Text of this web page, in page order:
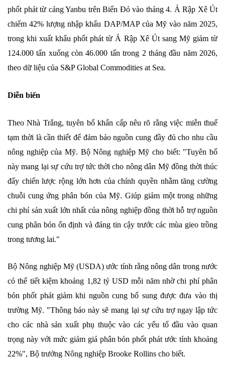
phốt phát từ cảng Yanbu trên Biển Đỏ vào tháng 4. Ả Rập Xê Út
chiếm 42% lượng nhập khẩu DAP/MAP của Mỹ vào năm 2025,
trong khi xuất khẩu phốt phát từ Ả Rập Xê Út sang Mỹ giảm từ
124.000 tấn xuống còn 46.000 tấn trong 2 tháng đầu năm 2026,
theo dữ liệu của S&P Global Commodities at Sea.
Diễn biến
Theo Nhà Trắng, tuyên bố khẩn cấp nêu rõ rằng việc miễn thuế
tạm thời là cần thiết để đảm bảo nguồn cung đầy đủ cho nhu cầu
nông nghiệp của Mỹ. Bộ Nông nghiệp Mỹ cho biết: "Tuyên bố
này mang lại sự cứu trợ tức thời cho nông dân Mỹ đồng thời thúc
đẩy chiến lược rộng lớn hơn của chính quyền nhằm tăng cường
chuỗi cung ứng phân bón của Mỹ. Giúp giảm một trong những
chi phí sản xuất lớn nhất của nông nghiệp đồng thời hỗ trợ nguồn
cung phân bón ổn định và đáng tin cậy trước các mùa gieo trồng
trong tương lai."
Bộ Nông nghiệp Mỹ (USDA) ước tính rằng nông dân trong nước
có thể tiết kiệm khoảng 1,82 tỷ USD mỗi năm nhờ chi phí phân
bón phốt phát giảm khi nguồn cung bổ sung được đưa vào thị
trường Mỹ. "Thông báo này sẽ mang lại sự cứu trợ ngay lập tức
cho các nhà sản xuất phụ thuộc vào các yếu tố đầu vào quan
trọng này với mức giảm giá phân bón phốt phát ước tính khoảng
22%", Bộ trưởng Nông nghiệp Brooke Rollins cho biết.